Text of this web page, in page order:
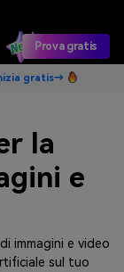
Prova gratis
gratis→
la
e
immagini e video
sul tuo